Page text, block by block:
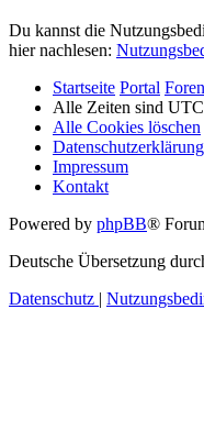
Du kannst die
hier nachlesen:
Startseite Portal
Alle Zeiten sind
Alle Cookies löschen
Datenschutzerklärung
Impressum
Kontakt
Powered by phpBB®
Deutsche Übersetzung
Datenschutz |